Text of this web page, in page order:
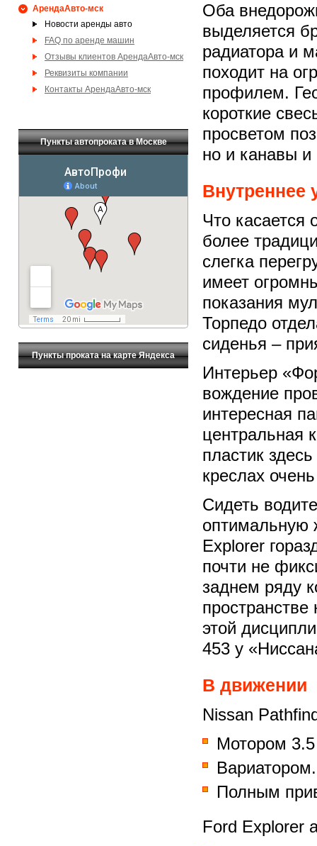
АрендаАвто-мск
Новости аренды авто
FAQ по аренде машин
Отзывы клиентов АрендаАвто-мск
Реквизиты компании
Контакты АрендаАвто-мск
Пункты автопроката в Москве
Пункты проката на карте Яндекса
Оба
выделяется
радиатора и
походит на
профилем.
короткие
просветом
но и канавы и
Внутреннее
Что касается
более
слегка
имеет
показания
Торпедо
сиденья –
Интерьер
вождение
интересная
центральная
пластик
креслах
Сидеть
оптимальную
Explorer
почти не
заднем ряду
пространстве
этой
453 у
В движении
Nissan
Мотором
Вариатором.
Полным
Ford Explorer